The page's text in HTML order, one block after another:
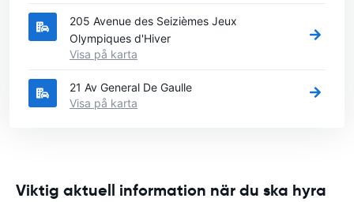
205 Avenue des Seizièmes Jeux
Olympiques d'Hiver
Visa på karta
21 Av General De Gaulle
Visa på karta
Viktig aktuell information när du ska hyra